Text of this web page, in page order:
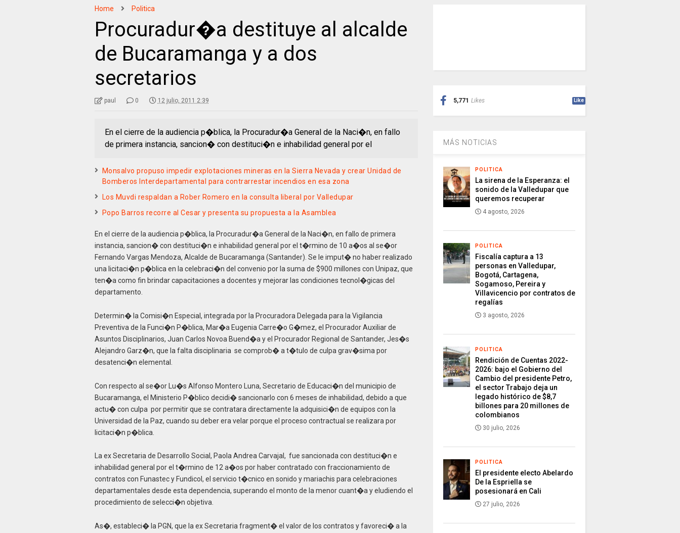
Home Politica
Procuradur�a destituye al alcalde
de Bucaramanga y a dos
secretarios
paul 0 12 julio, 2011 2:39
En el cierre de la audiencia p�blica, la Procuradur�a General de la Naci�n, en fallo
de primera instancia, sancion� con destituci�n e inhabilidad general por el
Monsalvo propuso impedir explotaciones mineras en la Sierra Nevada y crear Unidad de
Bomberos Interdepartamental para contrarrestar incendios en esa zona
Los Muvdi respaldan a Rober Romero en la consulta liberal por Valledupar
Popo Barros recorre al Cesar y presenta su propuesta a la Asamblea
En el cierre de la audiencia p�blica, la Procuradur�a General de la Naci�n, en fallo de primera
instancia, sancion� con destituci�n e inhabilidad general por el t�rmino de 10 a�os al se�or
Fernando Vargas Mendoza, Alcalde de Bucaramanga (Santander). Se le imput� no haber realizado
una licitaci�n p�blica en la celebraci�n del convenio por la suma de $900 millones con Unipaz, que
ten�a como fin brindar capacitaciones a docentes y mejorar las condiciones tecnol�gicas del
departamento.
Determin� la Comisi�n Especial, integrada por la Procuradora Delegada para la Vigilancia
Preventiva de la Funci�n P�blica, Mar�a Eugenia Carre�o G�mez, el Procurador Auxiliar de
Asuntos Disciplinarios, Juan Carlos Novoa Buend�a y el Procurador Regional de Santander, Jes�s
Alejandro Garz�n, que la falta disciplinaria se comprob� a t�tulo de culpa grav�sima por
desatenci�n elemental.
Con respecto al se�or Lu�s Alfonso Montero Luna, Secretario de Educaci�n del municipio de
Bucaramanga, el Ministerio P�blico decidi� sancionarlo con 6 meses de inhabilidad, debido a que
actu� con culpa por permitir que se contratara directamente la adquisici�n de equipos con la
Universidad de la Paz, cuando su deber era velar porque el proceso contractual se realizara por
licitaci�n p�blica.
La ex Secretaria de Desarrollo Social, Paola Andrea Carvajal, fue sancionada con destituci�n e
inhabilidad general por el t�rmino de 12 a�os por haber contratado con fraccionamiento de
contratos con Funastec y Fundicol, el servicio t�cnico en sonido y mariachis para celebraciones
departamentales desde esta dependencia, superando el monto de la menor cuant�a y eludiendo el
procedimiento de selecci�n objetiva.
As�, estableci� la PGN, que la ex Secretaria fragment� el valor de los contratos y favoreci� a la
5,771 Likes Like
MÁS NOTICIAS
POLITICA
La sirena de la Esperanza: el
sonido de la Valledupar que
queremos recuperar
4 agosto, 2026
POLITICA
Fiscalía captura a 13
personas en Valledupar,
Bogotá, Cartagena,
Sogamoso, Pereira y
Villavicencio por contratos de
regalías
3 agosto, 2026
POLITICA
Rendición de Cuentas 2022-
2026: bajo el Gobierno del
Cambio del presidente Petro,
el sector Trabajo deja un
legado histórico de $8,7
billones para 20 millones de
colombianos
30 julio, 2026
POLITICA
El presidente electo Abelardo
De la Espriella se
posesionará en Cali
27 julio, 2026